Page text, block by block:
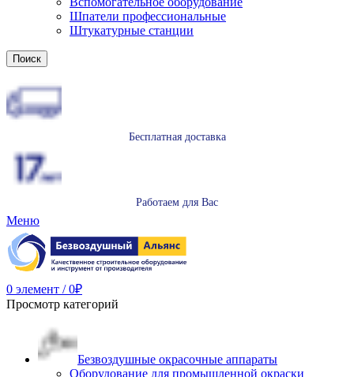
Шпатели профессиональные
Штукатурные станции
Поиск
Бесплатная доставка
Работаем для Вас
Меню
0 элемент / 0₽
Просмотр категорий
Безвоздушные окрасочные аппараты
Оборудование для промышленной окраски